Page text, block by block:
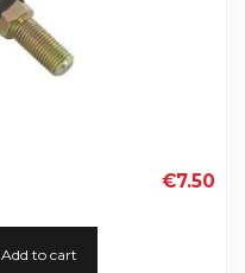
€7.50
Add to cart